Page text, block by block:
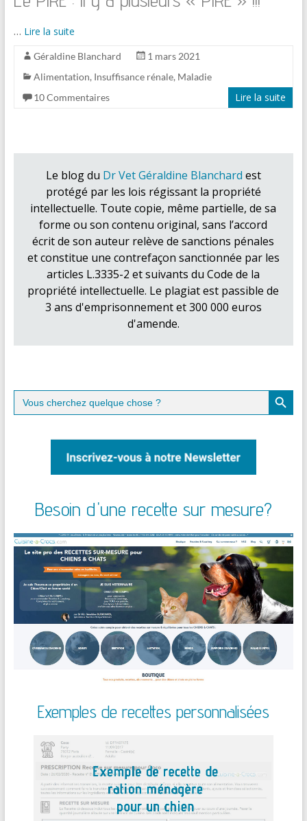
… Lire la suite
Géraldine Blanchard
1 mars 2021
Alimentation, Insuffisance rénale, Maladie
10 Commentaires
Lire la suite
Le blog du Dr Vet Géraldine Blanchard est
protégé par les lois régissant la propriété
intellectuelle. Toute copie, même partielle, de sa
forme ou son contenu original, sans l’accord
écrit de son auteur relève de sanctions pénales
et constitue une contrefaçon sanctionnée par les
articles L.3335-2 et suivants du Code de la
propriété intellectuelle. Le plagiat est passible de
3 ans d'emprisonnement et 300 000 euros
d'amende.
Search
for:
Search Button
Besoin d'une recette sur mesure?
Exemples de recettes personnalisées